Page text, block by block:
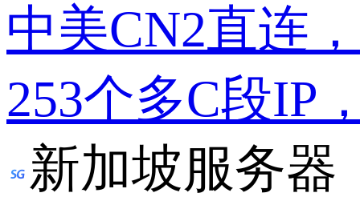
中美CN2直连
253个多C段IP
新加坡服务器